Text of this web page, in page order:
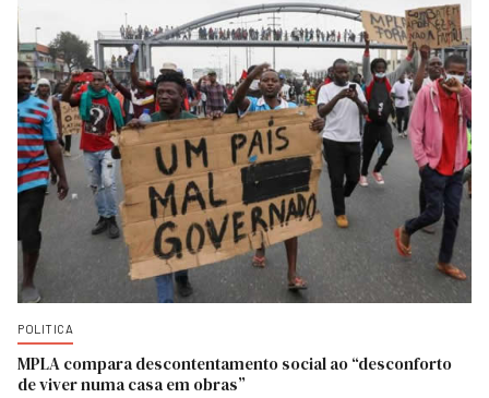
POLITICA
MPLA compara descontentamento social ao “desconforto
de viver numa casa em obras”